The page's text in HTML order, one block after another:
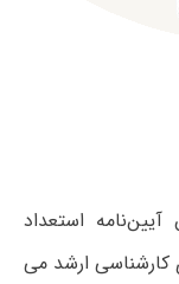
استعداد
ارشد می